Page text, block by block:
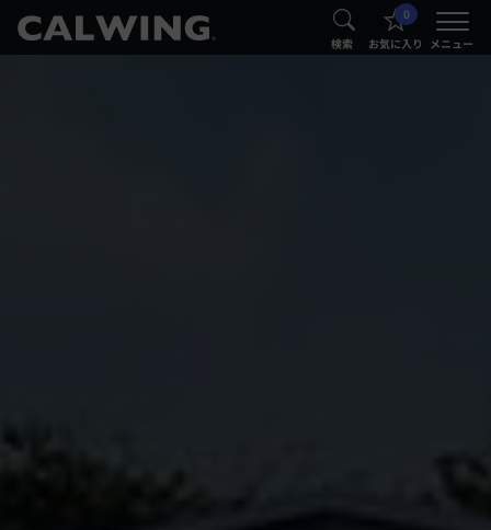
® 検索
0
お気に入り メニュー
®